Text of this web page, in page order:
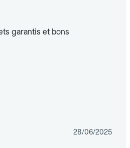
garantis et bons
28/06/2025